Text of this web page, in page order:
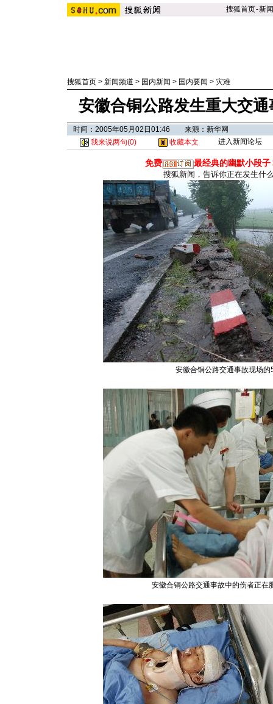
搜狐首页-新闻
搜狐首页 > 新闻频道 > 国内新闻 > 国内要闻 > 灾难
安徽合铜公路发生重大交
时间：2005年05月02日01:46 来源：新华网
我来说两句(0) 收藏本文 进入新闻论坛
免费 最经典的幽默小段子
搜狐新闻，告诉你正在发生什
安徽合铜公路交通事故现场的
安徽合铜公路交通事故中的伤者正在